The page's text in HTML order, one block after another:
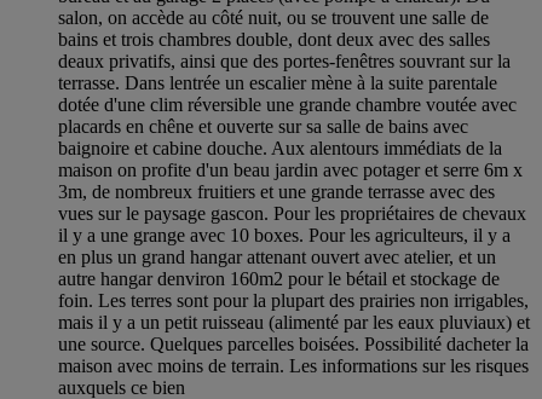
salon, on accède au côté nuit, ou se trouvent une salle de
bains et trois chambres double, dont deux avec des salles
deaux privatifs, ainsi que des portes-fenêtres souvrant sur la
terrasse. Dans lentrée un escalier mène à la suite parentale
dotée d'une clim réversible une grande chambre voutée avec
placards en chêne et ouverte sur sa salle de bains avec
baignoire et cabine douche. Aux alentours immédiats de la
maison on profite d'un beau jardin avec potager et serre 6m x
3m, de nombreux fruitiers et une grande terrasse avec des
vues sur le paysage gascon. Pour les propriétaires de chevaux
il y a une grange avec 10 boxes. Pour les agriculteurs, il y a
en plus un grand hangar attenant ouvert avec atelier, et un
autre hangar denviron 160m2 pour le bétail et stockage de
foin. Les terres sont pour la plupart des prairies non irrigables,
mais il y a un petit ruisseau (alimenté par les eaux pluviaux) et
une source. Quelques parcelles boisées. Possibilité dacheter la
maison avec moins de terrain. Les informations sur les risques
auxquels ce bien